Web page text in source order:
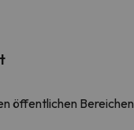
öffentlichen Bereichen